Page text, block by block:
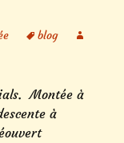
blog
Montée à
à